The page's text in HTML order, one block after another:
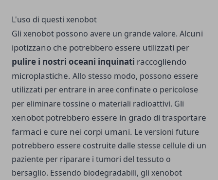
L'uso di questi xenobot
Gli xenobot possono avere un grande valore. Alcuni
ipotizzano che potrebbero essere utilizzati per
pulire i nostri oceani inquinati raccogliendo
microplastiche. Allo stesso modo, possono essere
utilizzati per entrare in aree confinate o pericolose
per eliminare tossine o materiali radioattivi. Gli
xenobot potrebbero essere in grado di trasportare
farmaci e cure nei corpi umani. Le versioni future
potrebbero essere costruite dalle stesse cellule di un
paziente per riparare i tumori del tessuto o
bersaglio. Essendo biodegradabili, gli xenobot